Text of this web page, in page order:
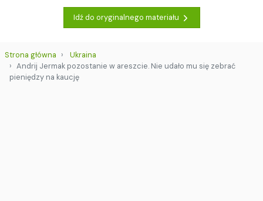
Idź do oryginalnego materiału
Strona główna
Ukraina
Andrij Jermak pozostanie w areszcie. Nie udało mu się zebrać
pieniędzy na kaucję